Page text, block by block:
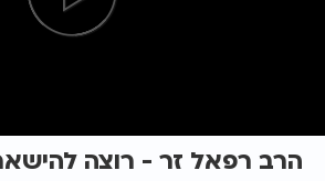
הרב רפאל זר - רוצה